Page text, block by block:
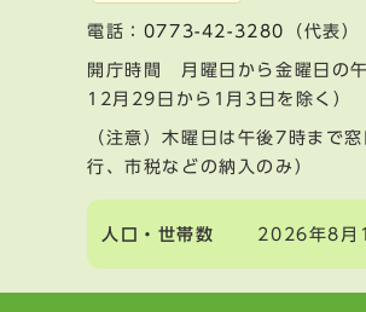
電話： 0773-42-3280 （代表
開庁時間 月曜日から金曜日の
12月29日から1月3日を除く）
（注意）木曜日は午後7時まで
行、市税などの納入のみ）
人口・世帯数 2026年8月